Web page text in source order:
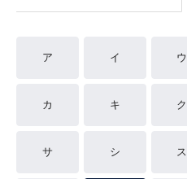
ア イ ウ
カ キ ク
サ シ ス